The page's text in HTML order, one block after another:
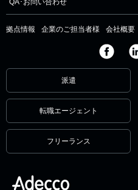
QA･お問い合わせ
拠点情報 企業のご担当者様 会社概要
派遣
転職エージェント
フリーランス